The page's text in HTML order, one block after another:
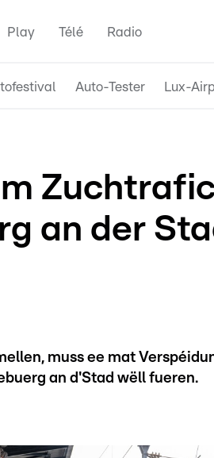
Play Télé Radio
Auto-Tester Lux-
Zuchtrafic
an der
muss ee mat
an d'Stad wëll fueren.